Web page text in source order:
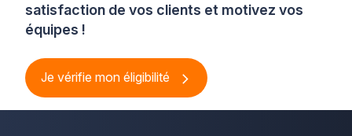
satisfaction de vos clients et motivez vos
équipes !
Je vérifie mon éligibilité